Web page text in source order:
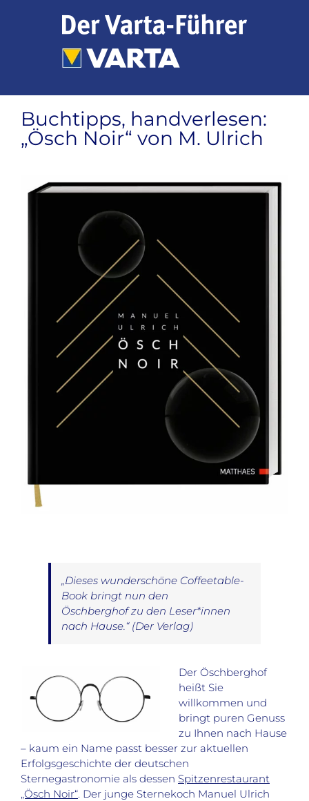
Buchtipps, handverlesen:
„Ösch Noir“ von M. Ulrich
„Dieses wunderschöne Coffeetable-
Book bringt nun den
Öschberghof zu den Leser*innen
nach Hause.“ (Der Verlag)
Der Öschberghof
heißt Sie
willkommen und
bringt puren Genuss
zu Ihnen nach Hause
– kaum ein Name passt besser zur aktuellen
Erfolgsgeschichte der deutschen
Sternegastronomie als dessen Spitzenrestaurant
„Ösch Noir“. Der junge Sternekoch Manuel Ulrich